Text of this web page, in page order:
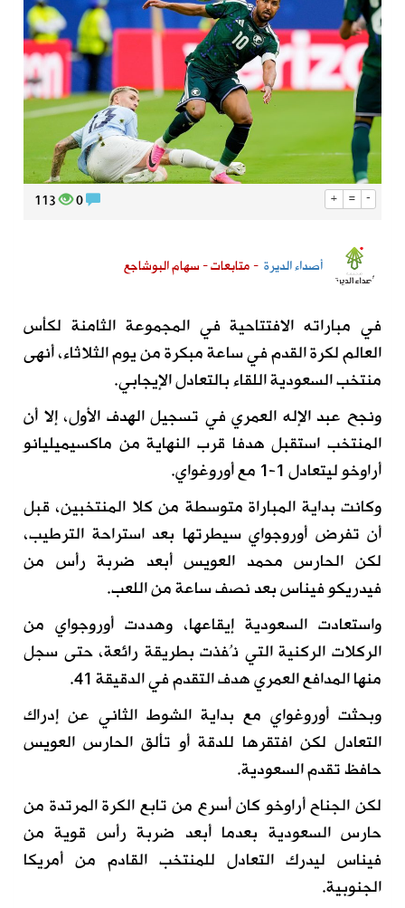
+ = -
113
أصداء الديرة - متابعات - سهام البوشاجع
في مباراته الافتتاحية في المجموعة الثامنة لكأس
العالم لكرة القدم في ساعة مبكرة من يوم الثلاثاء، أنهى
منتخب السعودية اللقاء بالتعادل الإيجابي.
ونجح عبد الإله العمري في تسجيل الهدف الأول، إلا أن
المنتخب استقبل هدفا قرب النهاية من ماكسيميليانو
أراوخو ليتعادل 1-1 مع أوروغواي.
وكانت بداية المباراة متوسطة من كلا المنتخبين، قبل
أن تفرض أوروجواي سيطرتها بعد استراحة الترطيب،
لكن الحارس محمد العويس أبعد ضربة رأس من
فيدريكو فيناس بعد نصف ساعة من اللعب.
واستعادت السعودية إيقاعها، وهددت أوروجواي من
الركلات الركنية التي نُفذت بطريقة رائعة، حتى سجل
منها المدافع العمري هدف التقدم في الدقيقة 41.
وبحثت أوروغواي مع بداية الشوط الثاني عن إدراك
التعادل لكن افتقرها للدقة أو تألق الحارس العويس
حافظ تقدم السعودية.
لكن الجناح أراوخو كان أسرع من تابع الكرة المرتدة من
حارس السعودية بعدما أبعد ضربة رأس قوية من
فيناس ليدرك التعادل للمنتخب القادم من أمريكا
الجنوبية.